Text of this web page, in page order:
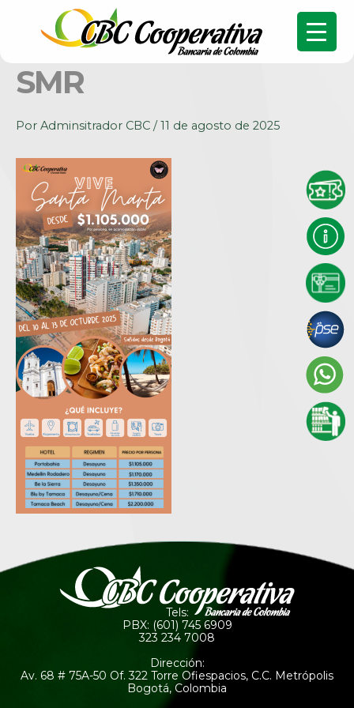
SMR
Por Adminsitrador CBC /11 de agosto de 2025
Tels:
PBX: (601) 745 6909
323 234 7008
Dirección:
Av. 68 # 75A-50 Of. 322 Torre Ofiespacios, C.C. Metrópolis
Bogotá, Colombia